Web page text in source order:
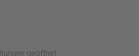
geöffnet